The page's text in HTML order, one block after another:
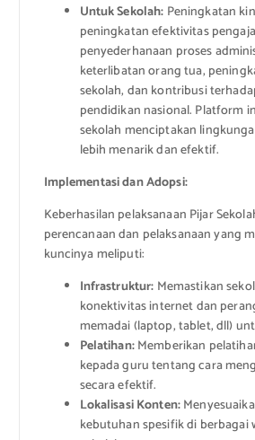
Untuk Sekolah: Peningkatan
peningkatan efektivitas
penyederhanaan proses
keterlibatan orang tua,
sekolah, dan kontribusi
pendidikan nasional. Platform
sekolah menciptakan
lebih menarik dan efektif.
Implementasi dan Adopsi:
Keberhasilan pelaksanaan Pijar
perencanaan dan pelaksanaan yang
kuncinya meliputi:
Infrastruktur: Memastikan
konektivitas internet dan
memadai (laptop, tablet, dll)
Pelatihan:Memberikan
kepada guru tentang cara
secara efektif.
Lokalisasi Konten:
kebutuhan spesifik di berbagai